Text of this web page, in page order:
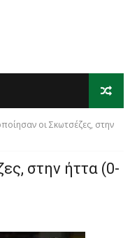
οι Σκωτσέζες, στην
στην ήττα (0-